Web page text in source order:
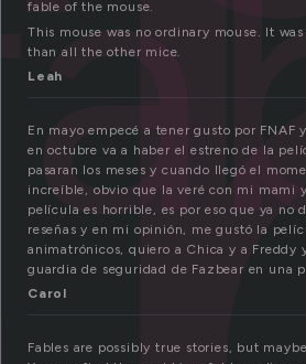
fable of the mouse.
This mouse was no ordinary mouse. It
than all the other mice.
Leah
En mayo empecé a tener gusto por FNAF
en octubre va a haber el estreno de la
pasaran los meses y cuando llegó el
increíble, obvio que la veré con mi mami
película es horrible, es por eso que ya no
reseñas y en mi opinión, me gustó la
animatrónicos, quiero a Chica y a Freddy
guardia de seguridad de Fazbear en una
Carol
Fables are possibly true stories, but